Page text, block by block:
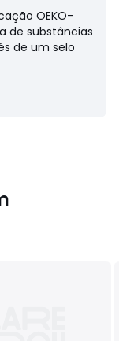
impressão,
OEKO-
de substâncias
de um selo